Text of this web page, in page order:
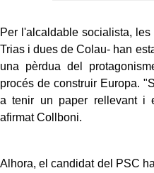
Per l'alcaldable socialista,
Trias i dues de Colau- han
una pèrdua del
procés de construir Europa.
a tenir un paper rellevant i
afirmat Collboni.
Alhora, el candidat del PSC